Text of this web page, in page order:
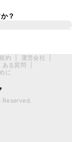
？
約 運営会社
ある質問
に